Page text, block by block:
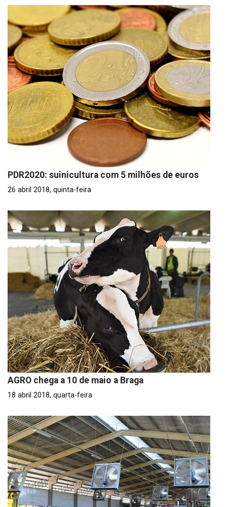
PDR2020: suinicultura com 5 milhões de euros
26 abril 2018, quinta-feira
AGRO chega a 10 de maio a Braga
18 abril 2018, quarta-feira